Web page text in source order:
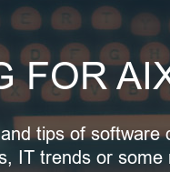
FOR
tips of software
IT trends or some